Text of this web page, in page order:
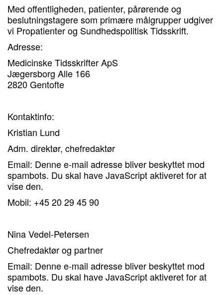
Med offentligheden, patienter, pårørende og
beslutningstagere som primære målgrupper udgiver
vi Propatienter og Sundhedspolitisk Tidsskrift.
Adresse:
Medicinske Tidsskrifter ApS
Jægersborg Alle 166
2820 Gentofte
Kontaktinfo:
Kristian Lund
Adm. direktør, chefredaktør
Email: Denne e-mail adresse bliver beskyttet mod
spambots. Du skal have JavaScript aktiveret for at
vise den.
Mobil: +45 20 29 45 90
Nina Vedel-Petersen
Chefredaktør og partner
Email: Denne e-mail adresse bliver beskyttet mod
spambots. Du skal have JavaScript aktiveret for at
vise den.